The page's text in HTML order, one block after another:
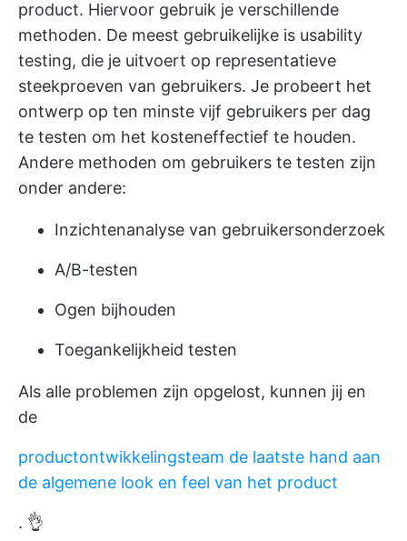
product. Hiervoor gebruik je verschillende
methoden. De meest gebruikelijke is usability
testing, die je uitvoert op representatieve
steekproeven van gebruikers. Je probeert het
ontwerp op ten minste vijf gebruikers per dag
te testen om het kosteneffectief te houden.
Andere methoden om gebruikers te testen zijn
onder andere:
Inzichtenanalyse van gebruikersonderzoek
A/B-testen
Ogen bijhouden
Toegankelijkheid testen
Als alle problemen zijn opgelost, kunnen jij en
de
productontwikkelingsteam de laatste hand aan
de algemene look en feel van het product
. 👌